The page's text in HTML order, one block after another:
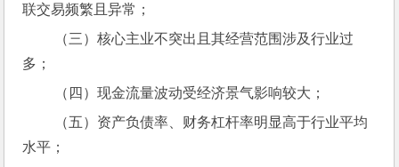
联交易频繁且异常；
多；
（四）现金流量波动受经济景气影响较大；
水平；